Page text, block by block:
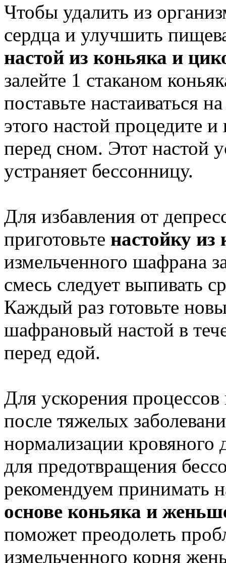
Чтобы удалить из
сердца и улучшить
настой из коньяка и
залейте 1 стаканом
поставьте настаиваться
этого настой процедите
перед сном. Этот настой
устраняет бессонницу.
Для избавления от
приготовьте настойку
измельченного шафрана
смесь следует выпивать
Каждый раз готовьте
шафрановый настой в
перед едой.
Для ускорения процессов
после тяжелых
нормализации кровяного
для предотвращения
рекомендуем принимать
основе коньяка и
поможет преодолеть
измельченного корня